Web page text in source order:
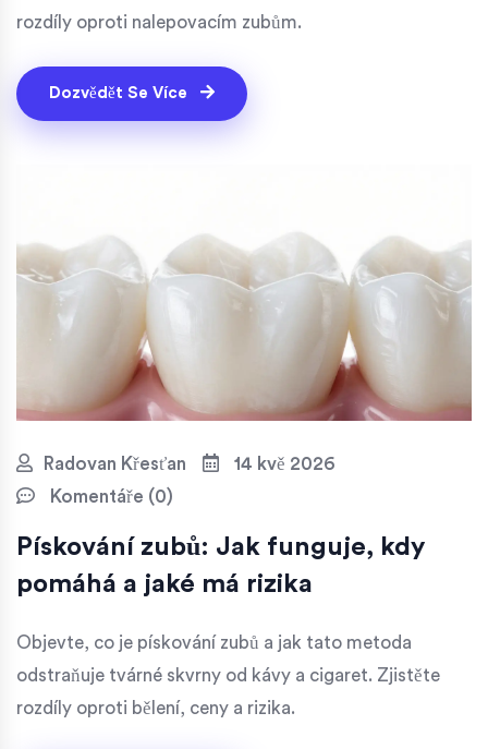
rozdíly oproti nalepovacím zubům.
Dozvědět Se Více
Radovan Křesťan
14 kvě 2026
Komentáře (0)
Pískování zubů: Jak funguje, kdy
pomáhá a jaké má rizika
Objevte, co je pískování zubů a jak tato metoda
odstraňuje tvárné skvrny od kávy a cigaret. Zjistěte
rozdíly oproti bělení, ceny a rizika.